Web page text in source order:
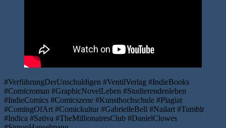
#VerführungDerUnschuldigen #VentilVerlag #IndieBooks
#Comicroman #GraphicNovelLeben #Studierendenleben
#IndieComics #Comicszene #Kunsthochschule #Plagiat
#ComingOfArt #Comickultur #GabrielleBell #Nailart #Tumblr
#Indica #Sativa #TheMillionairesClub #DanielClowes